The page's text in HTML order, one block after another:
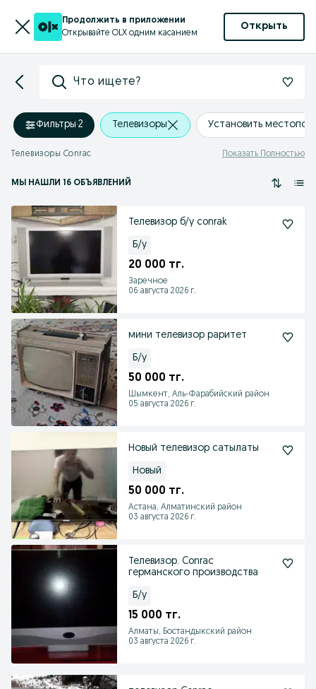
Продолжить в приложении
Открывайте OLX одним касанием
Открыть
Что ищете?
Фильтры·2 Телевизоры Установить
Телевизоры Conrac Показать Полностью
МЫ НАШЛИ 16 ОБЪЯВЛЕНИЙ
Телевизор б/у conrak
Б/у
20 000 тг.
Заречное
06 августа 2026 г.
мини телевизор раритет
Б/у
50 000 тг.
Шымкент, Аль-Фарабийский район
05 августа 2026 г.
Новый телевизор сатылаты
Новый
50 000 тг.
Астана, Алматинский район
03 августа 2026 г.
Телевизор. Conrac
германского производства
Б/у
15 000 тг.
Алматы, Бостандыкский район
03 августа 2026 г.